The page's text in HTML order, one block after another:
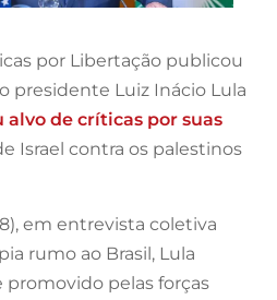
por Libertação publicou
presidente Luiz Inácio Lula
alvo de críticas por suas
Israel contra os palestinos
em entrevista coletiva
rumo ao Brasil, Lula
promovido pelas forças